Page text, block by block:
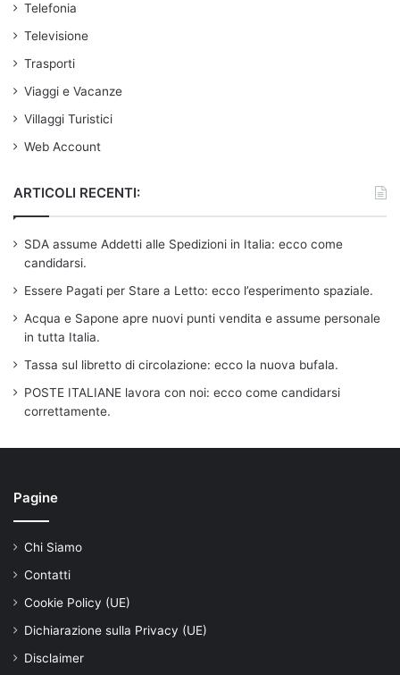
Telefonia
Televisione
Trasporti
Viaggi e Vacanze
Villaggi Turistici
Web Account
ARTICOLI RECENTI:
SDA assume Addetti alle Spedizioni in Italia: ecco come
candidarsi.
Essere Pagati per Stare a Letto: ecco l’esperimento spaziale.
Acqua e Sapone apre nuovi punti vendita e assume personale
in tutta Italia.
Tassa sul libretto di circolazione: ecco la nuova bufala.
POSTE ITALIANE lavora con noi: ecco come candidarsi
correttamente.
Pagine
Chi Siamo
Contatti
Cookie Policy (UE)
Dichiarazione sulla Privacy (UE)
Disclaimer